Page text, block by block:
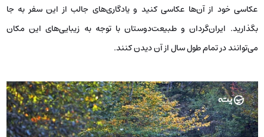
عکاسی خود از آن‌ها عکاسی کنید و یادگاری‌های جالب از این سفر به جا
بگذارید. ایران‌گردان و طبیعت‌دوستان با توجه به زیبایی‌های این مکان
می‌توانند در تمام طول سال از آن دیدن کنند.